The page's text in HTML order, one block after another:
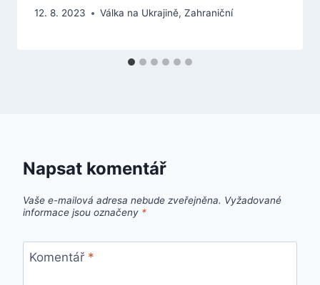
12. 8. 2023 Válka na Ukrajině, Zahraniční
Napsat komentář
Vaše e-mailová adresa nebude zveřejněna. Vyžadované
informace jsou označeny *
Komentář *